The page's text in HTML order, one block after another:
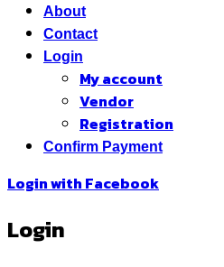
About
Contact
Login
My account
Vendor
Registration
Confirm Payment
Login with Facebook
Login